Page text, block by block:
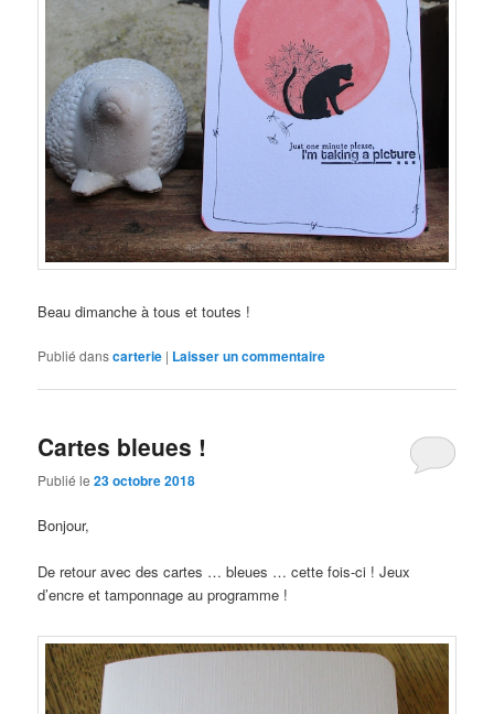
Beau dimanche à tous et toutes !
Publié danscarterie | Laisser un commentaire
Cartes bleues !
Publié le23 octobre 2018
Bonjour,
De retour avec des cartes … bleues … cette fois-ci ! Jeux
d’encre et tamponnage au programme !